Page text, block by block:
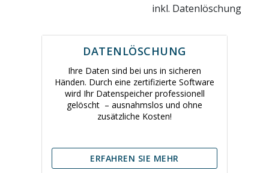
inkl. Datenlöschung
DATENLÖSCHUNG
Ihre Daten sind bei uns in sicheren
Händen. Durch eine zertifizierte Software
wird Ihr Datenspeicher professionell
gelöscht – ausnahmslos und ohne
zusätzliche Kosten!
ERFAHREN SIE MEHR